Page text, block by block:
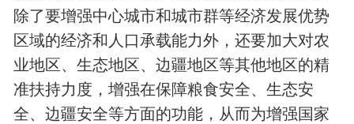
除了要增强中心城市和城市群等经济发展优势
区域的经济和人口承载能力外，还要加大对农
业地区、生态地区、边疆地区等其他地区的精
准扶持力度，增强在保障粮食安全、生态安
全、边疆安全等方面的功能，从而为增强国家